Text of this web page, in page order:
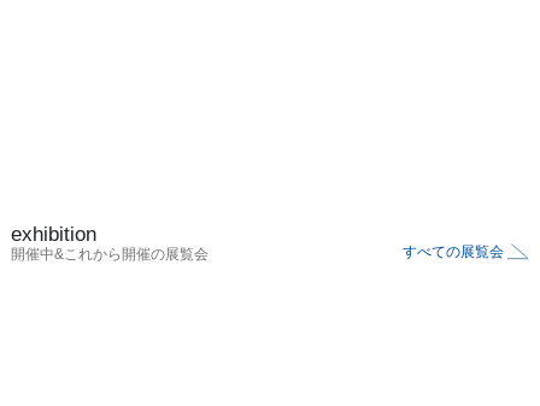
exhibition
開催中&これから開催の展覧会 すべての展覧会